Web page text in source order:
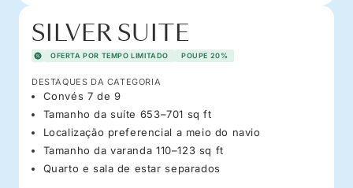
SILVER SUITE
OFERTA POR TEMPO LIMITADO POUPE 20%
DESTAQUES DA CATEGORIA
Convés 7 de 9
Tamanho da suíte 653–701 sq ft
Localização preferencial a meio do navio
Tamanho da varanda 110–123 sq ft
Quarto e sala de estar separados